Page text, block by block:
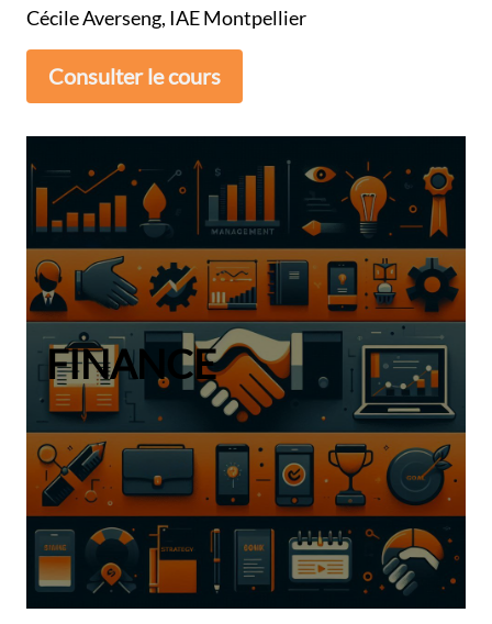
Cécile Averseng, IAE Montpellier
Consulter le cours
FINANCE